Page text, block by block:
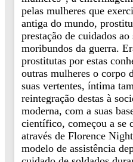
pelas mulheres que
antiga do mundo,
prestação de cuidados
moribundos da guerra.
prostitutas por estas
outras mulheres o corpo
suas vertentes, íntima
reintegração destas à
moderna, com a suas
científico, começou a se
através de Florence
modelo de assistência